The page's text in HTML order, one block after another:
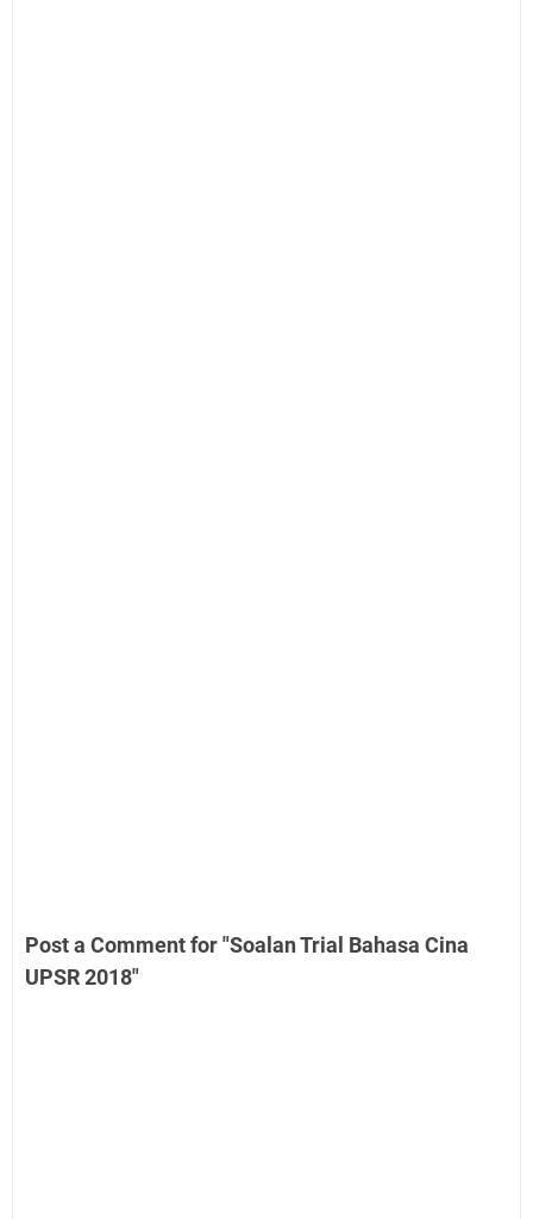
Post a Comment for "Soalan Trial Bahasa Cina
UPSR 2018"